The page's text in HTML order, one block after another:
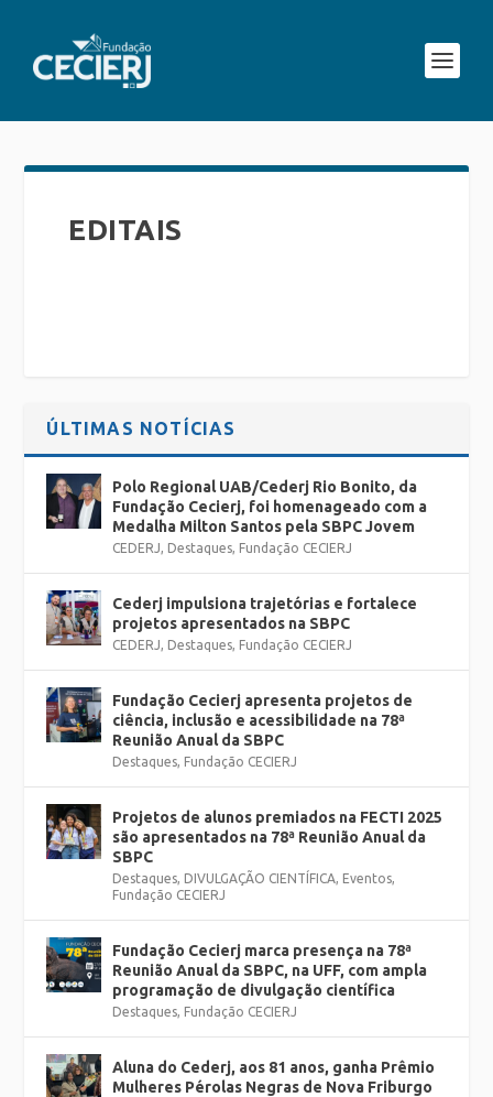
EDITAIS
ÚLTIMAS NOTÍCIAS
Polo Regional UAB/Cederj Rio Bonito, da
Fundação Cecierj, foi homenageado com a
Medalha Milton Santos pela SBPC Jovem
CEDERJ, Destaques, Fundação CECIERJ
Cederj impulsiona trajetórias e fortalece
projetos apresentados na SBPC
CEDERJ, Destaques, Fundação CECIERJ
Fundação Cecierj apresenta projetos de
ciência, inclusão e acessibilidade na 78ª
Reunião Anual da SBPC
Destaques, Fundação CECIERJ
Projetos de alunos premiados na FECTI 2025
são apresentados na 78ª Reunião Anual da
SBPC
Destaques, DIVULGAÇÃO CIENTÍFICA, Eventos,
Fundação CECIERJ
Fundação Cecierj marca presença na 78ª
Reunião Anual da SBPC, na UFF, com ampla
programação de divulgação científica
Destaques, Fundação CECIERJ
Aluna do Cederj, aos 81 anos, ganha Prêmio
Mulheres Pérolas Negras de Nova Friburgo